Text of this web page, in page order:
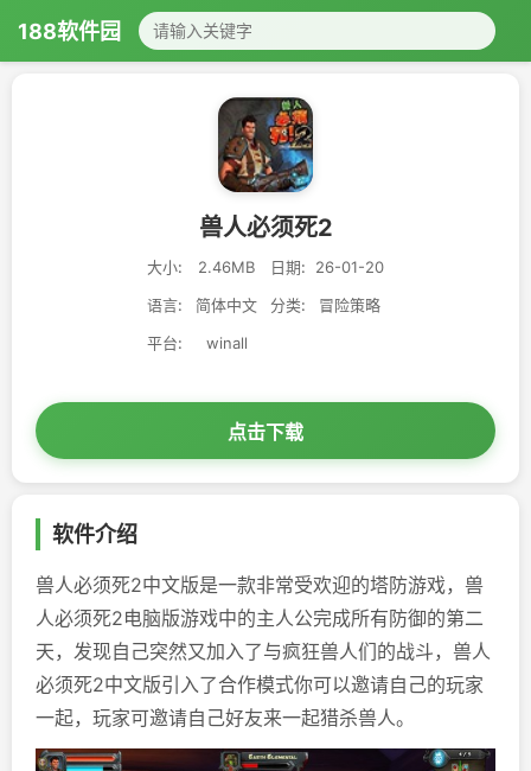
188软件园
兽人必须死2
大小: 2.46MB 日期:
26-01-20
语言:
简体中文 分类:
冒险策略
平台:
winall
点击下载
软件介绍
兽人必须死2中文版是一款非常受欢迎的塔防游戏，兽
人必须死2电脑版游戏中的主人公完成所有防御的第二
天，发现自己突然又加入了与疯狂兽人们的战斗，兽人
必须死2中文版引入了合作模式你可以邀请自己的玩家
一起，玩家可邀请自己好友来一起猎杀兽人。